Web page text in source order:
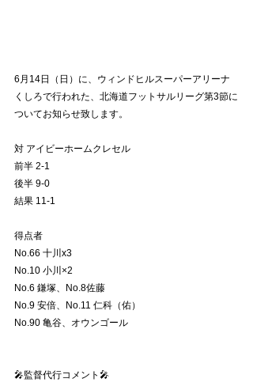
6月14日（日）に、ウィンドヒルスーパーアリーナ
くしろで行われた、北海道フットサルリーグ第3節に
ついてお知らせ致します。
対 アイビーホームクレセル
前半 2-1
後半 9-0
結果 11-1
得点者
No.66 十川x3
No.10 小川×2
No.6 鎌塚、No.8佐藤
No.9 安倍、No.11 仁科（佑）
No.90 亀谷、オウンゴール
🎤監督代行コメント🎤